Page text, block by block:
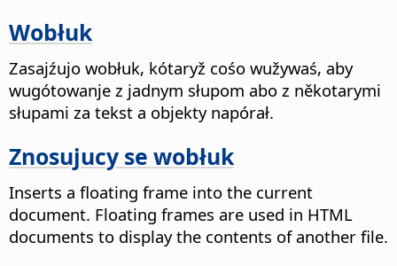
Wobłuk
Zasajźujo wobłuk, kótaryž cośo wužywaś, aby
wugótowanje z jadnym słupom abo z někotarymi
słupami za tekst a objekty napórał.
Znosujucy se wobłuk
Inserts a floating frame into the current
document. Floating frames are used in HTML
documents to display the contents of another file.